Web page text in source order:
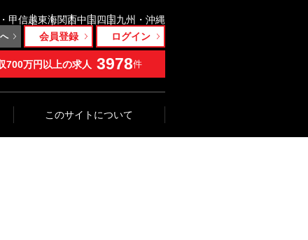
甲信越東海関西中国四国九州・沖縄
会員登録 ログイン
700万円以上の求人 3978件
このサイトについて